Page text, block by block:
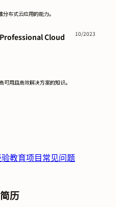
布式云应用的能力。
Cloud
10/2023
用且高效解决方案的知识。
教育项目常见问题
历